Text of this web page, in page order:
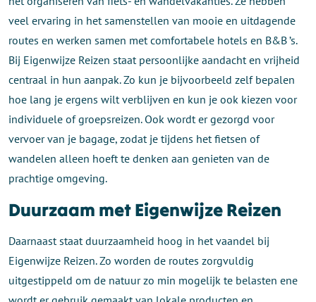
veel ervaring in het samenstellen van mooie en uitdagende
routes en werken samen met comfortabele hotels en B&B ’s.
Bij Eigenwijze Reizen staat persoonlijke aandacht en vrijheid
centraal in hun aanpak. Zo kun je bijvoorbeeld zelf bepalen
hoe lang je ergens wilt verblijven en kun je ook kiezen voor
individuele of groepsreizen. Ook wordt er gezorgd voor
vervoer van je bagage, zodat je tijdens het fietsen of
wandelen alleen hoeft te denken aan genieten van de
prachtige omgeving.
Duurzaam met Eigenwijze Reizen
Daarnaast staat duurzaamheid hoog in het vaandel bij
Eigenwijze Reizen. Zo worden de routes zorgvuldig
uitgestippeld om de natuur zo min mogelijk te belasten ene